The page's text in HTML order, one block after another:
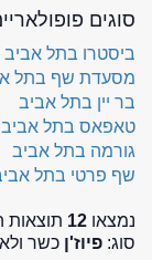
סוגים
ביסטרו בתל אביב
מסעדת שף בתל
בר יין בתל אביב
טאפאס בתל אביב
גורמה בתל אביב
שף פרטי בתל
נמצאו 12 תוצאות
סוג: פיוז'ן כשר